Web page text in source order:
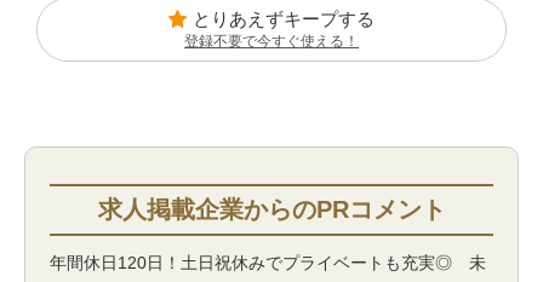
とりあえずキープする
登録不要で今すぐ使える！
年間休日120日！土日祝休みでプライベートも充実◎ 未